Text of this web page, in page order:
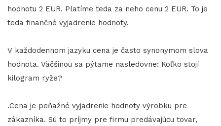
hodnotu 2 EUR. Platíme teda za neho cenu 2 EUR. To je
teda finančné vyjadrenie hodnoty.
V každodennom jazyku cena je často synonymom slova
hodnota. Väčšinou sa pýtame nasledovne: Koľko stojí
kilogram ryže?
.Cena je peňažné vyjadrenie hodnoty výrobku pre
zákazníka. Sú to príjmy pre firmu predávajúcu tovar,